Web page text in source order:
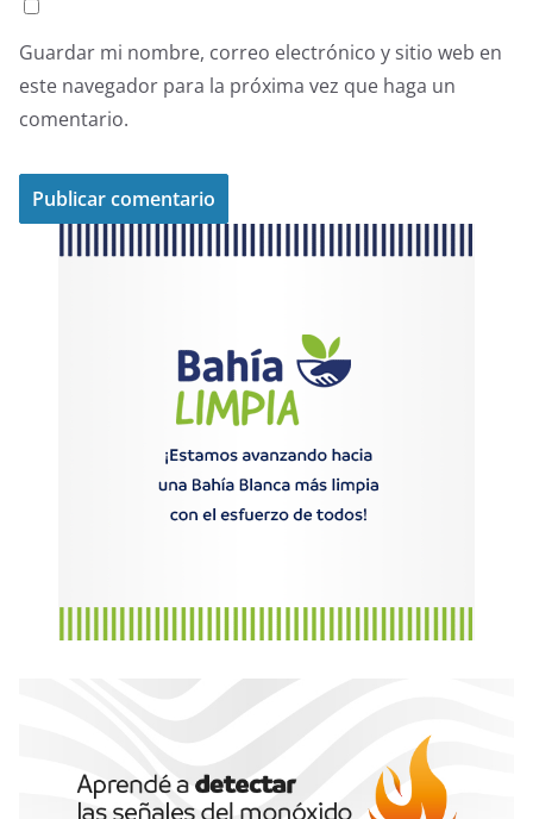
Guardar mi nombre, correo electrónico y sitio web en
este navegador para la próxima vez que haga un
comentario.